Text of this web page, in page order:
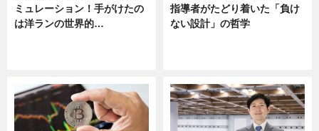
ミュレーション！手がけたの
は洋ランの世界的…
指導者がたどり着いた「負け
ない設計」の哲学